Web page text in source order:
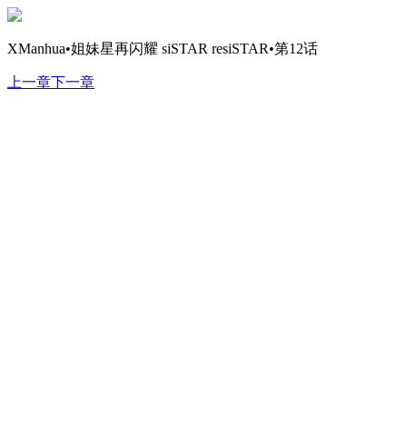
XManhua•姐妹星再闪耀 siSTAR resiSTAR•第12话
上一章下一章